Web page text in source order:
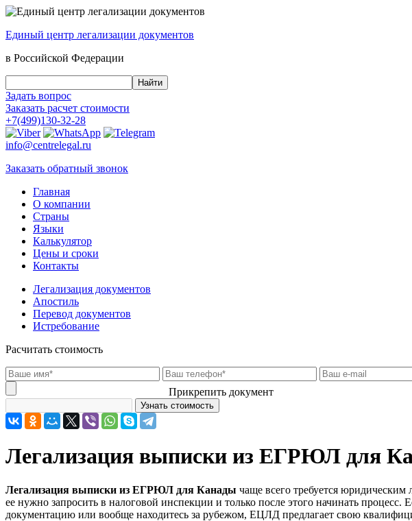
Единый центр легализации документов
в Российской Федерации
Задать вопрос
Заказать расчет стоимости
+7(499)130-32-28
info@centrelegal.ru
Заказать обратный звонок
Главная
О компании
Страны
Языки
Калькулятор
Цены и сроки
Контакты
Легализация документов
Апостиль
Перевод документов
Истребование
Расчитать стоимость
Прикрепить документ
Легализация выписки из ЕГРЮЛ для
Легализация выписки из ЕГРЮЛ для Канады чаще всего требуется
ее нужно запросить в налоговой инспекции и только после этого начинать
документацию или вообще находитесь за рубежом, ЕЦЛД предлагает свою